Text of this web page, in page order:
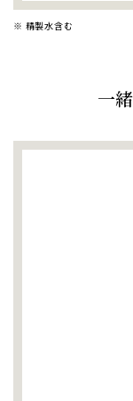
※ 精製水含む
一